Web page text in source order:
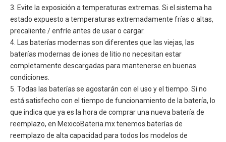
3. Evite la exposición a temperaturas extremas. Si el sistema ha
estado expuesto a temperaturas extremadamente frías o altas,
precaliente / enfríe antes de usar o cargar.
4. Las baterías modernas son diferentes que las viejas, las
baterías modernas de iones de litio no necesitan estar
completamente descargadas para mantenerse en buenas
condiciones.
5. Todas las baterías se agostarán con el uso y el tiempo. Si no
está satisfecho con el tiempo de funcionamiento de la batería, lo
que indica que ya es la hora de comprar una nueva batería de
reemplazo, en MexicoBateria.mx tenemos baterías de
reemplazo de alta capacidad para todos los modelos de